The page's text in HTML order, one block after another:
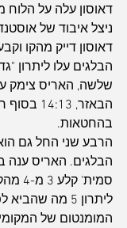
דאוסון עלה על
ניצל איבוד של
שלשה, האריס צימק
הבאזר,
בהחטאות.
הרבע שני החל גם
הבלגים. האריס ענה
סמית'
ליתרון 5 מה
המומנטום של